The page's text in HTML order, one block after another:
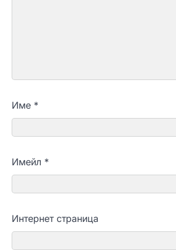
Име *
Имейл *
Интернет страница